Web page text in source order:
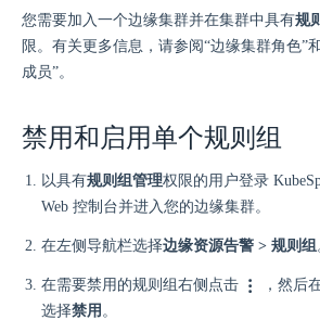
您需要加入一个边缘集群并在集群中具有规
限。有关更多信息，请参阅“边缘集群角色”
成员”。
禁用和启用单个规则组
以具有规则组管理权限的用户登录
Web 控制台并进入您的边缘集群。
在左侧导航栏选择边缘资源告警 > 规则组
在需要禁用的规则组右侧点击
，然后
选择禁用 。